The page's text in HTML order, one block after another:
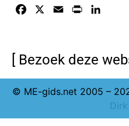
Facebook Email Print
[ Bezoek deze
© ME-gids.net 2005 –